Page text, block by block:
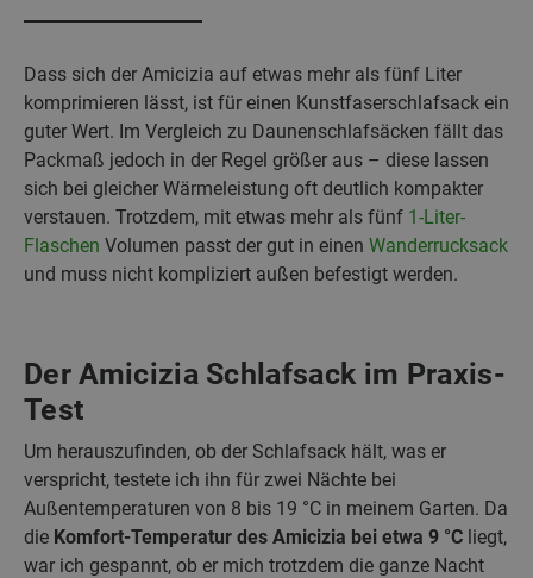
Dass sich der Amicizia auf etwas mehr als fünf Liter
komprimieren lässt, ist für einen Kunstfaserschlafsack ein
guter Wert. Im Vergleich zu Daunenschlafsäcken fällt das
Packmaß jedoch in der Regel größer aus – diese lassen
sich bei gleicher Wärmeleistung oft deutlich kompakter
verstauen. Trotzdem, mit etwas mehr als fünf 1-Liter-
Flaschen Volumen passt der gut in einen Wanderrucksack
und muss nicht kompliziert außen befestigt werden.
Der Amicizia Schlafsack im Praxis-
Test
Um herauszufinden, ob der Schlafsack hält, was er
verspricht, testete ich ihn für zwei Nächte bei
Außentemperaturen von 8 bis 19 °C in meinem Garten. Da
die Komfort-Temperatur des Amicizia bei etwa 9 °C liegt,
war ich gespannt, ob er mich trotzdem die ganze Nacht